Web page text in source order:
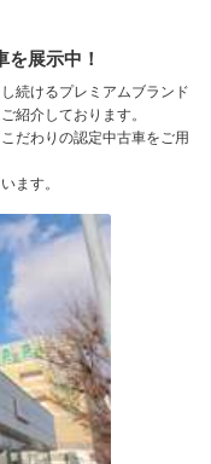
展示中！
続けるプレミアムブランド
紹介しております。
だわりの認定中古車をご用
ます。